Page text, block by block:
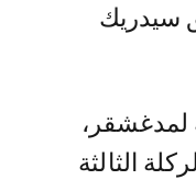
سيدريك
لمدغشقر،
الثالثة